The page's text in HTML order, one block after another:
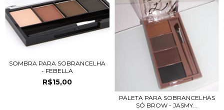
SOMBRA PARA SOBRANCELHA
- FEBELLA
R$15,00
PALETA PARA SOBRANCELHAS
SÓ BROW - JASMY...